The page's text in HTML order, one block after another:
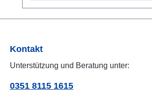
Kontakt
Unterstützung und Beratung unter:
0351 8115 1615